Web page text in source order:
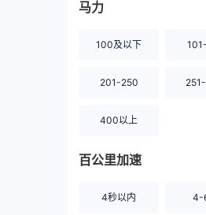
马力
100及以下
201-250
400以上
百公里加速
4秒以内 4-